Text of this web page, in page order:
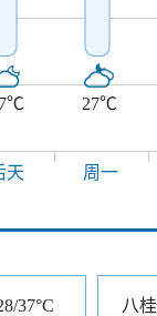
27℃
天 周一
37°C 八